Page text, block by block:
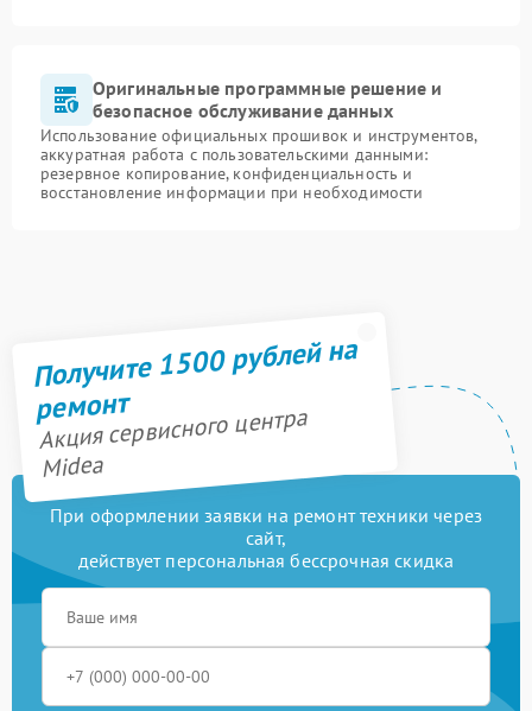
Оригинальные программные решение и
безопасное обслуживание данных
Использование официальных прошивок и инструментов,
аккуратная работа с пользовательскими данными:
резервное копирование, конфиденциальность и
восстановление информации при необходимости
Получите 1500 рублей на
ремонт
Акция сервисного центра
Midea
При оформлении заявки на ремонт техники через
сайт,
действует персональная бессрочная скидка